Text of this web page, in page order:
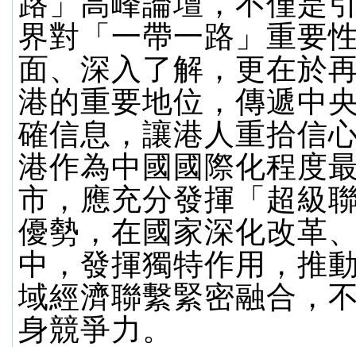
界對「一帶一路」重要
面、深入了解，更在於
港的重要地位，傳遞中
確信息，讓港人重拾信
港作為中國國際化程度
市，應充分發揮「超級
優勢，在國家深化改革
中，發揮獨特作用，推
域經濟聯繫緊密融合，
身競爭力。